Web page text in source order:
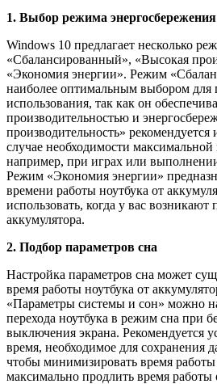
1. Выбор режима энергосбережения
Windows 10 предлагает несколько
«Сбалансированный», «Высокая
«Экономия энергии». Режим
наиболее оптимальным выбором для
использования, так как он
производительностью и
производительность» рекомендуется
случае необходимости максимальной
например, при играх или
Режим «Экономия энергии»
времени работы ноутбука от
использовать, когда у вас возникают
аккумулятора.
2. Подбор параметров сна
Настройка параметров сна может
время работы ноутбука от
«Параметры системы и сон» можно
перехода ноутбука в режим сна при
выключения экрана. Рекомендуется
время, необходимое для сохранения
чтобы минимизировать время
максимально продлить время работы